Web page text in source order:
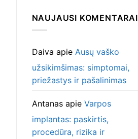
NAUJAUSI KOMENTARAI
Daiva apie Ausų vaško
užsikimšimas: simptomai,
priežastys ir pašalinimas
Antanasapie Varpos
implantas: paskirtis,
procedūra, rizika ir